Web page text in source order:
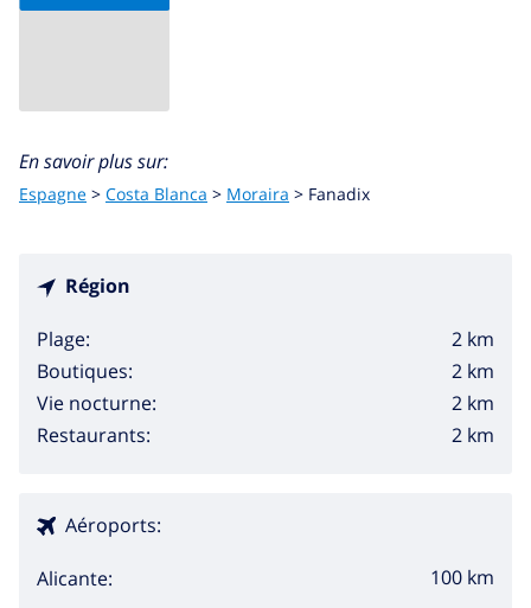
En savoir plus sur:
Espagne > Costa Blanca > Moraira > Fanadix
Région
Plage:
2 km
Boutiques:
2 km
Vie nocturne:
2 km
Restaurants:
2 km
Aéroports:
Alicante: 100 km